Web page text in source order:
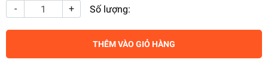
Số lượng:
- +
THÊM VÀO GIỎ HÀNG